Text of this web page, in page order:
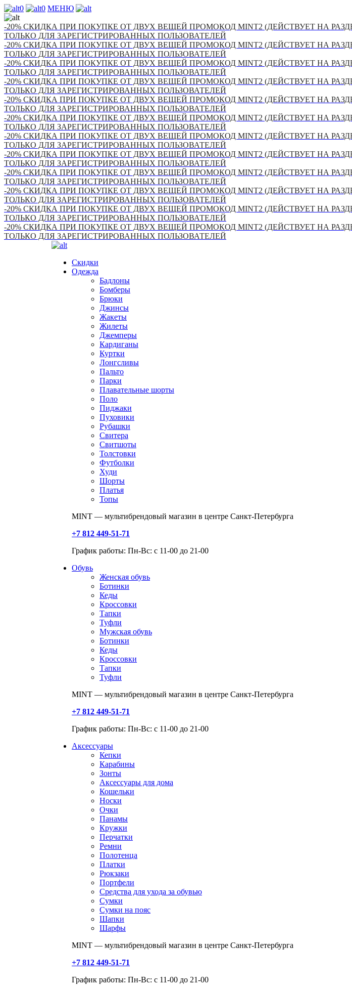
0 0 МЕНЮ
-20% СКИДКА ПРИ ПОКУПКЕ ОТ ДВУХ ВЕЩЕЙ ПРОМОКОД MINT2 (ДЕЙСТВУЕТ НА
ТОЛЬКО ДЛЯ ЗАРЕГИСТРИРОВАННЫХ ПОЛЬЗОВАТЕЛЕЙ
-20% СКИДКА ПРИ ПОКУПКЕ ОТ ДВУХ ВЕЩЕЙ ПРОМОКОД MINT2 (ДЕЙСТВУЕТ НА
ТОЛЬКО ДЛЯ ЗАРЕГИСТРИРОВАННЫХ ПОЛЬЗОВАТЕЛЕЙ
-20% СКИДКА ПРИ ПОКУПКЕ ОТ ДВУХ ВЕЩЕЙ ПРОМОКОД MINT2 (ДЕЙСТВУЕТ НА
ТОЛЬКО ДЛЯ ЗАРЕГИСТРИРОВАННЫХ ПОЛЬЗОВАТЕЛЕЙ
-20% СКИДКА ПРИ ПОКУПКЕ ОТ ДВУХ ВЕЩЕЙ ПРОМОКОД MINT2 (ДЕЙСТВУЕТ НА
ТОЛЬКО ДЛЯ ЗАРЕГИСТРИРОВАННЫХ ПОЛЬЗОВАТЕЛЕЙ
-20% СКИДКА ПРИ ПОКУПКЕ ОТ ДВУХ ВЕЩЕЙ ПРОМОКОД MINT2 (ДЕЙСТВУЕТ НА
ТОЛЬКО ДЛЯ ЗАРЕГИСТРИРОВАННЫХ ПОЛЬЗОВАТЕЛЕЙ
-20% СКИДКА ПРИ ПОКУПКЕ ОТ ДВУХ ВЕЩЕЙ ПРОМОКОД MINT2 (ДЕЙСТВУЕТ НА
ТОЛЬКО ДЛЯ ЗАРЕГИСТРИРОВАННЫХ ПОЛЬЗОВАТЕЛЕЙ
-20% СКИДКА ПРИ ПОКУПКЕ ОТ ДВУХ ВЕЩЕЙ ПРОМОКОД MINT2 (ДЕЙСТВУЕТ НА
ТОЛЬКО ДЛЯ ЗАРЕГИСТРИРОВАННЫХ ПОЛЬЗОВАТЕЛЕЙ
-20% СКИДКА ПРИ ПОКУПКЕ ОТ ДВУХ ВЕЩЕЙ ПРОМОКОД MINT2 (ДЕЙСТВУЕТ НА
ТОЛЬКО ДЛЯ ЗАРЕГИСТРИРОВАННЫХ ПОЛЬЗОВАТЕЛЕЙ
-20% СКИДКА ПРИ ПОКУПКЕ ОТ ДВУХ ВЕЩЕЙ ПРОМОКОД MINT2 (ДЕЙСТВУЕТ НА
ТОЛЬКО ДЛЯ ЗАРЕГИСТРИРОВАННЫХ ПОЛЬЗОВАТЕЛЕЙ
-20% СКИДКА ПРИ ПОКУПКЕ ОТ ДВУХ ВЕЩЕЙ ПРОМОКОД MINT2 (ДЕЙСТВУЕТ НА
ТОЛЬКО ДЛЯ ЗАРЕГИСТРИРОВАННЫХ ПОЛЬЗОВАТЕЛЕЙ
-20% СКИДКА ПРИ ПОКУПКЕ ОТ ДВУХ ВЕЩЕЙ ПРОМОКОД MINT2 (ДЕЙСТВУЕТ НА
ТОЛЬКО ДЛЯ ЗАРЕГИСТРИРОВАННЫХ ПОЛЬЗОВАТЕЛЕЙ
-20% СКИДКА ПРИ ПОКУПКЕ ОТ ДВУХ ВЕЩЕЙ ПРОМОКОД MINT2 (ДЕЙСТВУЕТ НА
ТОЛЬКО ДЛЯ ЗАРЕГИСТРИРОВАННЫХ ПОЛЬЗОВАТЕЛЕЙ
Скидки
Одежда
Бадлоны
Бомберы
Брюки
Джинсы
Жакеты
Жилеты
Джемперы
Кардиганы
Куртки
Лонгсливы
Пальто
Парки
Плавательные шорты
Поло
Пиджаки
Пуховики
Рубашки
Свитера
Свитшоты
Толстовки
Футболки
Худи
Шорты
Платья
Топы
MINT — мультибрендовый магазин в центре Санкт-Петербурга
+7 812 449-51-71
График работы: Пн-Вс: с 11-00 до 21-00
Обувь
Женская обувь
Ботинки
Кеды
Кроссовки
Тапки
Туфли
Мужская обувь
Ботинки
Кеды
Кроссовки
Тапки
Туфли
MINT — мультибрендовый магазин в центре Санкт-Петербурга
+7 812 449-51-71
График работы: Пн-Вс: с 11-00 до 21-00
Аксессуары
Кепки
Карабины
Зонты
Аксессуары для дома
Кошельки
Носки
Очки
Панамы
Кружки
Перчатки
Ремни
Полотенца
Платки
Рюкзаки
Портфели
Средства для ухода за обувью
Сумки
Сумки на пояс
Шапки
Шарфы
MINT — мультибрендовый магазин в центре Санкт-Петербурга
+7 812 449-51-71
График работы: Пн-Вс: с 11-00 до 21-00